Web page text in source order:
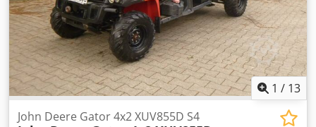
1 / 13
John Deere Gator 4x2 XUV855D S4